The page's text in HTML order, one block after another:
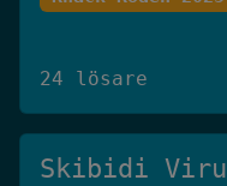
24 lösare
Skibidi